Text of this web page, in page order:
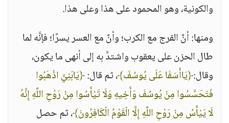
والكونية، وهو المحمود على هذا وعلى هذا.
ومنها: أنَّ الفرج مع الكرب؛ وأنَّ مع العسر يسرًا؛ فإنَّه لما
طال الحزن على يعقوب واشتدَّ به إلى أنهى ما يكون،
وقال:﴿يَاأَسَفَا عَلَى يُوسُفَ﴾، ثم قال:﴿يَابَنِيَّ اذْهَبُوا
فَتَحَسَّسُوا مِنْ يُوسُفَ وَأَخِيهِ وَلَا تَيْأَسُوا مِنْ رَوْحِ اللَّهِ إِنَّهُ
لَا يَيْأَسُ مِنْ رَوْحِ اللَّهِ إِلَّا الْقَوْمُ الْكَافِرُونَ﴾، ثم حصل